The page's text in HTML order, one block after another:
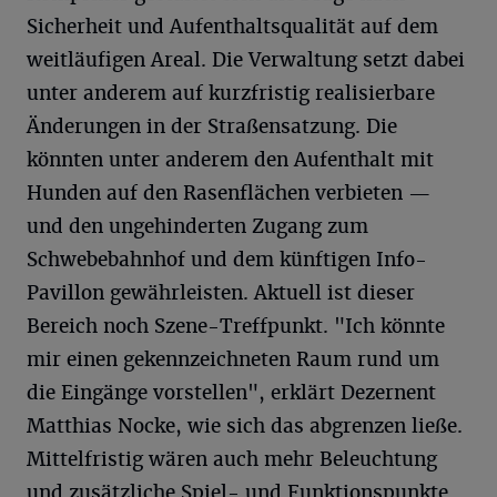
Sicherheit und Aufenthaltsqualität auf dem
weitläufigen Areal. Die Verwaltung setzt dabei
unter anderem auf kurzfristig realisierbare
Änderungen in der Straßensatzung. Die
könnten unter anderem den Aufenthalt mit
Hunden auf den Rasenflächen verbieten —
und den ungehinderten Zugang zum
Schwebebahnhof und dem künftigen Info-
Pavillon gewährleisten. Aktuell ist dieser
Bereich noch Szene-Treffpunkt. "Ich könnte
mir einen gekennzeichneten Raum rund um
die Eingänge vorstellen", erklärt Dezernent
Matthias Nocke, wie sich das abgrenzen ließe.
Mittelfristig wären auch mehr Beleuchtung